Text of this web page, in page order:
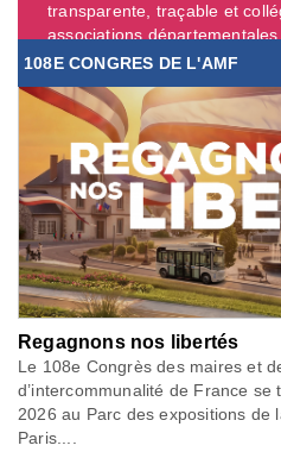
transparente, traçable et
associations
108E CONGRES DE L'AMF
Regagnons nos libertés
Le 108e Congrès des maires et
d’intercommunalité de France
2026 au Parc des expositions de
Paris....